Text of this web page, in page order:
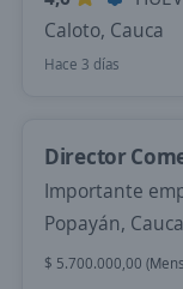
Caloto, Cauca
Hace 3 días
Director
Importante
Popayán, Cauca
$ 5.700.000,00